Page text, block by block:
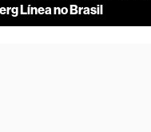
Línea no Brasil